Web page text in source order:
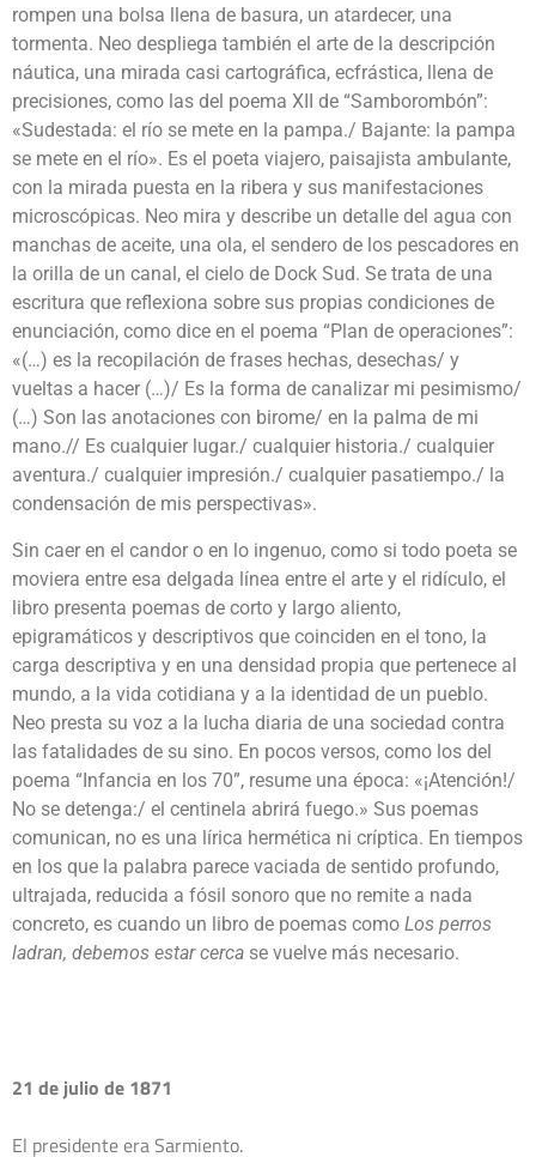
rompen una bolsa llena de basura, un atardecer, una
tormenta. Neo despliega también el arte de la descripción
náutica, una mirada casi cartográfica, ecfrástica, llena de
precisiones, como las del poema XII de “Samborombón”:
«Sudestada: el río se mete en la pampa./ Bajante: la pampa
se mete en el río». Es el poeta viajero, paisajista ambulante,
con la mirada puesta en la ribera y sus manifestaciones
microscópicas. Neo mira y describe un detalle del agua con
manchas de aceite, una ola, el sendero de los pescadores en
la orilla de un canal, el cielo de Dock Sud. Se trata de una
escritura que reflexiona sobre sus propias condiciones de
enunciación, como dice en el poema “Plan de operaciones”:
«(…) es la recopilación de frases hechas, desechas/ y
vueltas a hacer (…)/ Es la forma de canalizar mi pesimismo/
(…) Son las anotaciones con birome/ en la palma de mi
mano.// Es cualquier lugar./ cualquier historia./ cualquier
aventura./ cualquier impresión./ cualquier pasatiempo./ la
condensación de mis perspectivas».
Sin caer en el candor o en lo ingenuo, como si todo poeta se
moviera entre esa delgada línea entre el arte y el ridículo, el
libro presenta poemas de corto y largo aliento,
epigramáticos y descriptivos que coinciden en el tono, la
carga descriptiva y en una densidad propia que pertenece al
mundo, a la vida cotidiana y a la identidad de un pueblo.
Neo presta su voz a la lucha diaria de una sociedad contra
las fatalidades de su sino. En pocos versos, como los del
poema “Infancia en los 70”, resume una época: «¡Atención!/
No se detenga:/ el centinela abrirá fuego.» Sus poemas
comunican, no es una lírica hermética ni críptica. En tiempos
en los que la palabra parece vaciada de sentido profundo,
ultrajada, reducida a fósil sonoro que no remite a nada
concreto, es cuando un libro de poemas como Los perros
ladran, debemos estar cerca se vuelve más necesario.
21 de julio de 1871
El presidente era Sarmiento.